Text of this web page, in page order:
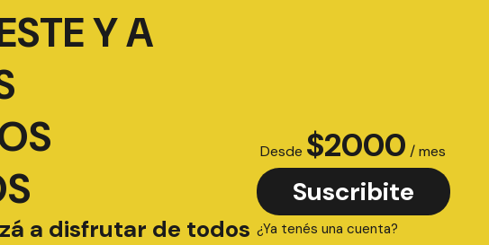
Y A
a disfrutar de todos
Desde $2000 / mes
Suscribite
¿Ya tenés una cuenta?